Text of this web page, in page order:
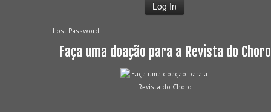
Lost Password
Faça uma doação para a Revista do Choro